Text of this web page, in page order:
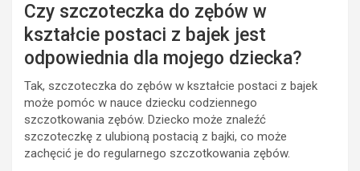
Czy szczoteczka do zębów w
kształcie postaci z bajek jest
odpowiednia dla mojego dziecka?
Tak, szczoteczka do zębów w kształcie postaci z bajek
może pomóc w nauce dziecku codziennego
szczotkowania zębów. Dziecko może znaleźć
szczoteczkę z ulubioną postacią z bajki, co może
zachęcić je do regularnego szczotkowania zębów.